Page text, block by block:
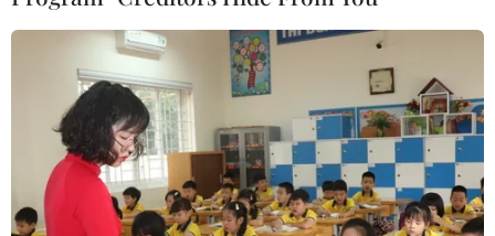
VIB đã được Mastercard ghi nhận bằng nhiều
giải thưởng, kỷ lục là 9 giải thưởng về sáng tạo,
tăng trưởng và chi tiêu thẻ vào năm 2022 và là
ngân hàng dẫn đầu về chi tiêu thẻ Mastercard
tại Việt Nam vào năm 2024.